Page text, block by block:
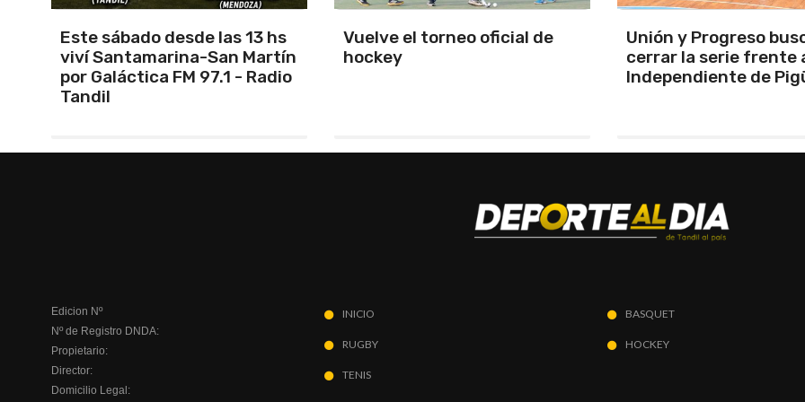
Vuelve el torneo oficial de
hockey
Unión y Progreso busca
cerrar la serie frente a
Se programó la
URD
Edicion Nº
Nº de Registro DNDA:
Propietario:
Director:
Domicilio Legal:
INICIO
RUGBY
TENIS
BASQUET
HOCKEY